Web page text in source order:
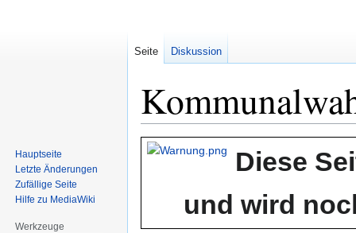
Zur
Zur
Diese
und wird
Seite Diskussion
Hauptseite
Letzte Änderungen
Zufällige Seite
Hilfe zu MediaWiki
Werkzeuge